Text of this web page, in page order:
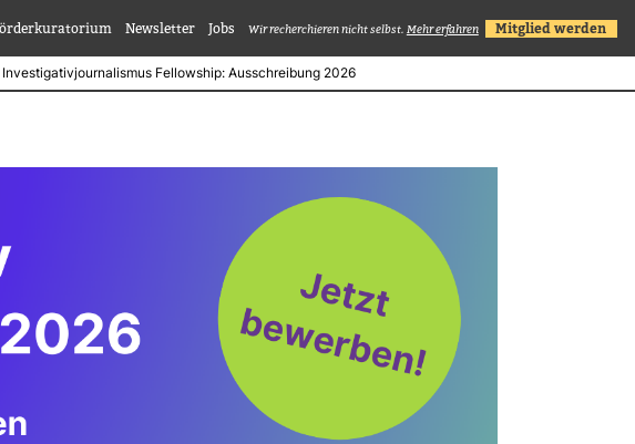
Newsletter Jobs Wir recherchieren nicht selbst. Mehr erfahren Mitglied werden
Investigativjournalismus Fellowship: Ausschreibung 2026